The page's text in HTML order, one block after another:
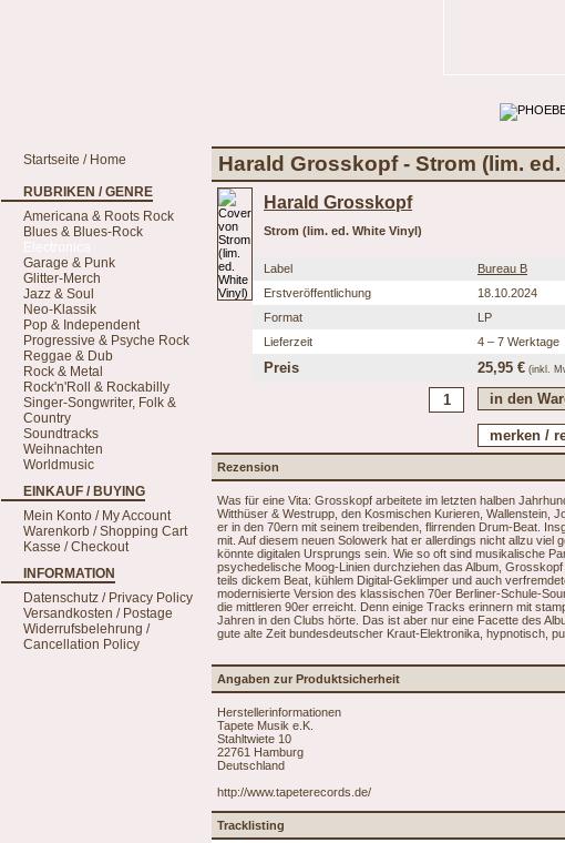
Startseite / Home
RUBRIKEN / GENRE
Americana & Roots Rock
Blues & Blues-Rock
Garage & Punk
Glitter-Merch
Jazz & Soul
Neo-Klassik
Pop & Independent
Progressive & Psyche Rock
Reggae & Dub
Rock & Metal
Rock'n'Roll & Rockabilly
Singer-Songwriter, Folk &
Country
Soundtracks
Weihnachten
Worldmusic
EINKAUF / BUYING
Mein Konto / My Account
Warenkorb / Shopping Cart
Kasse / Checkout
INFORMATION
Datenschutz / Privacy Policy
Versandkosten / Postage
Widerrufsbelehrung /
Cancellation Policy
Harald Grosskopf - Strom (lim.
Harald Grosskopf
Strom (lim. ed. White Vinyl)
Label
Bureau B
Erstveröffentlichung
18.10.2024
Format
LP
Lieferzeit
4 – 7 Werktage
Preis 25,95 € (inkl.
Rezension
Was für eine Vita: Grosskopf arbeitete im letzten halben
Witthüser & Westrupp, den Kosmischen Kurieren, Wallenstein,
er in den 70ern mit seinem treibenden, flirrenden Drum-Beat.
mit. Auf diesem neuen Solowerk hat er allerdings nicht allzu
könnte digitalen Ursprungs sein. Wie so oft sind musikalische
psychedelische Moog-Linien durchziehen das Album,
teils dickem Beat, kühlem Digital-Geklimper und auch
modernisierte Version des klassischen 70er Berliner-Schule-
die mittleren 90er erreicht. Denn einige Tracks erinnern mit
Jahren in den Clubs hörte. Das ist aber nur eine Facette des
gute alte Zeit bundesdeutscher Kraut-Elektronika, hypnotisch,
Angaben zur Produktsicherheit
Herstellerinformationen
Tapete Musik e.K.
Stahltwiete 10
22761 Hamburg
Deutschland
http://www.tapeterecords.de/
Tracklisting